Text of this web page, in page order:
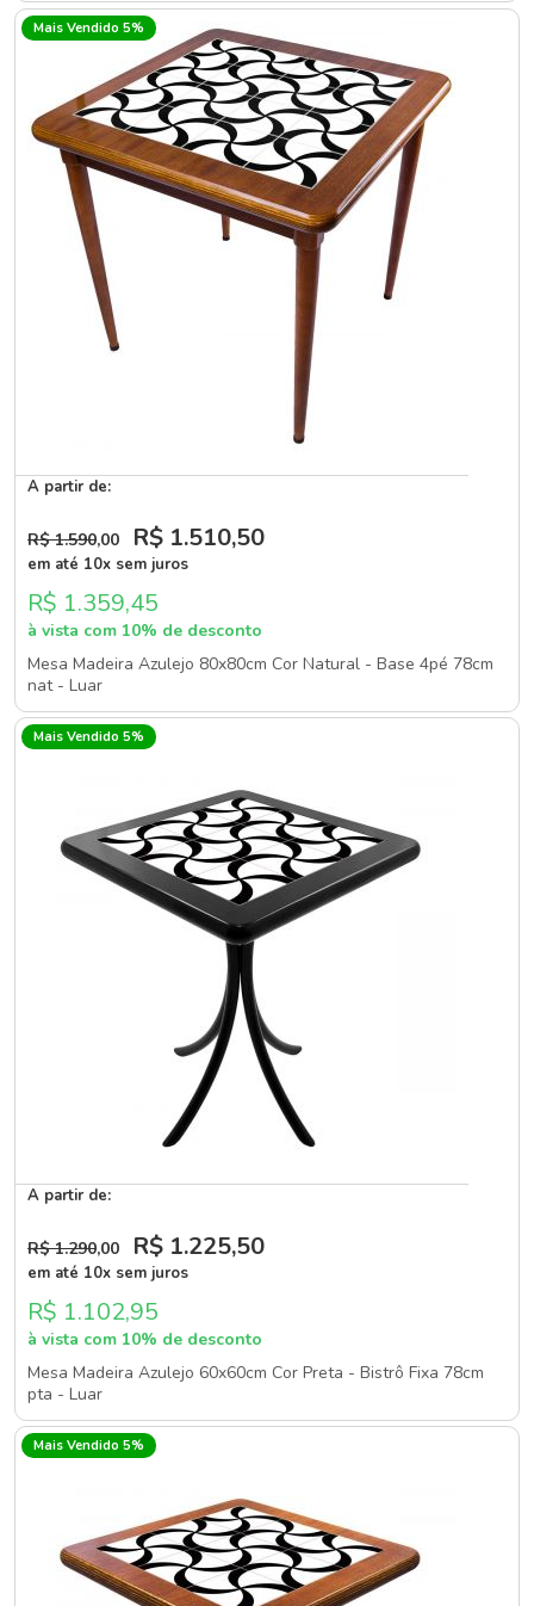
Mais Vendido 5%
A partir de:
R$ 1.590,00 R$ 1.510,50
em até 10x sem juros
R$ 1.359,45
à vista com 10% de desconto
Mesa Madeira Azulejo 80x80cm Cor Natural - Base 4pé 78cm
nat - Luar
Mais Vendido 5%
A partir de:
R$ 1.290,00 R$ 1.225,50
em até 10x sem juros
R$ 1.102,95
à vista com 10% de desconto
Mesa Madeira Azulejo 60x60cm Cor Preta - Bistrô Fixa 78cm
pta - Luar
Mais Vendido 5%